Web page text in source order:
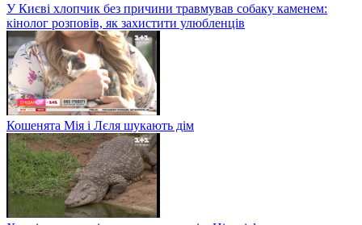
У Києві хлопчик без причини травмував собаку каменем:
кінолог розповів, як захистити улюбленців
Кошенята Мія і Лєля шукають дім